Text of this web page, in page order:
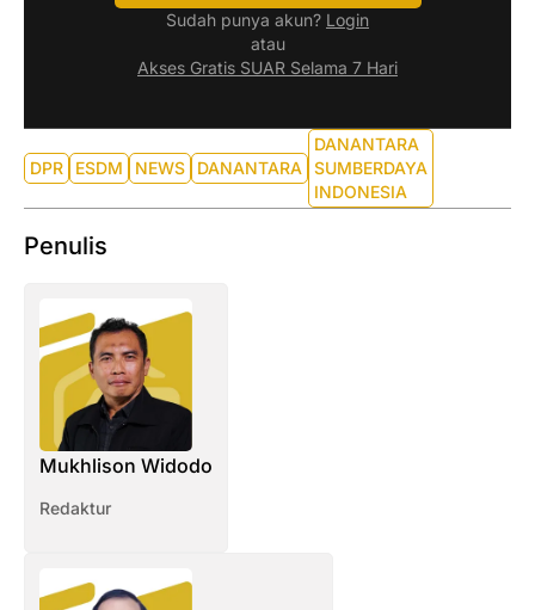
Sudah punya akun? Login
atau
Akses Gratis SUAR Selama 7 Hari
DPR ESDM NEWS DANANTARA
DANANTARA
SUMBERDAYA
INDONESIA
Penulis
Mukhlison Widodo
Redaktur